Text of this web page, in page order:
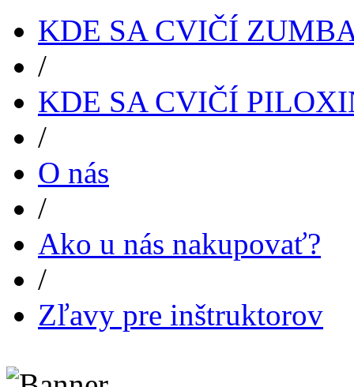
KDE SA CVIČÍ
/
KDE SA CVIČÍ
/
O nás
/
Ako u nás nakupovať?
/
Zľavy pre inštruktorov